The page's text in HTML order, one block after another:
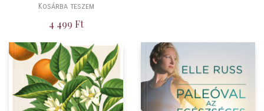
Kosárba teszem
4 499 Ft